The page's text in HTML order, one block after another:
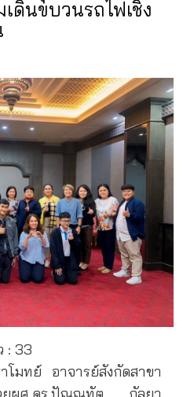
เดินขบวนรถไฟเชิง
: 33
มทย์ อาจารย์สังกัดสาขา